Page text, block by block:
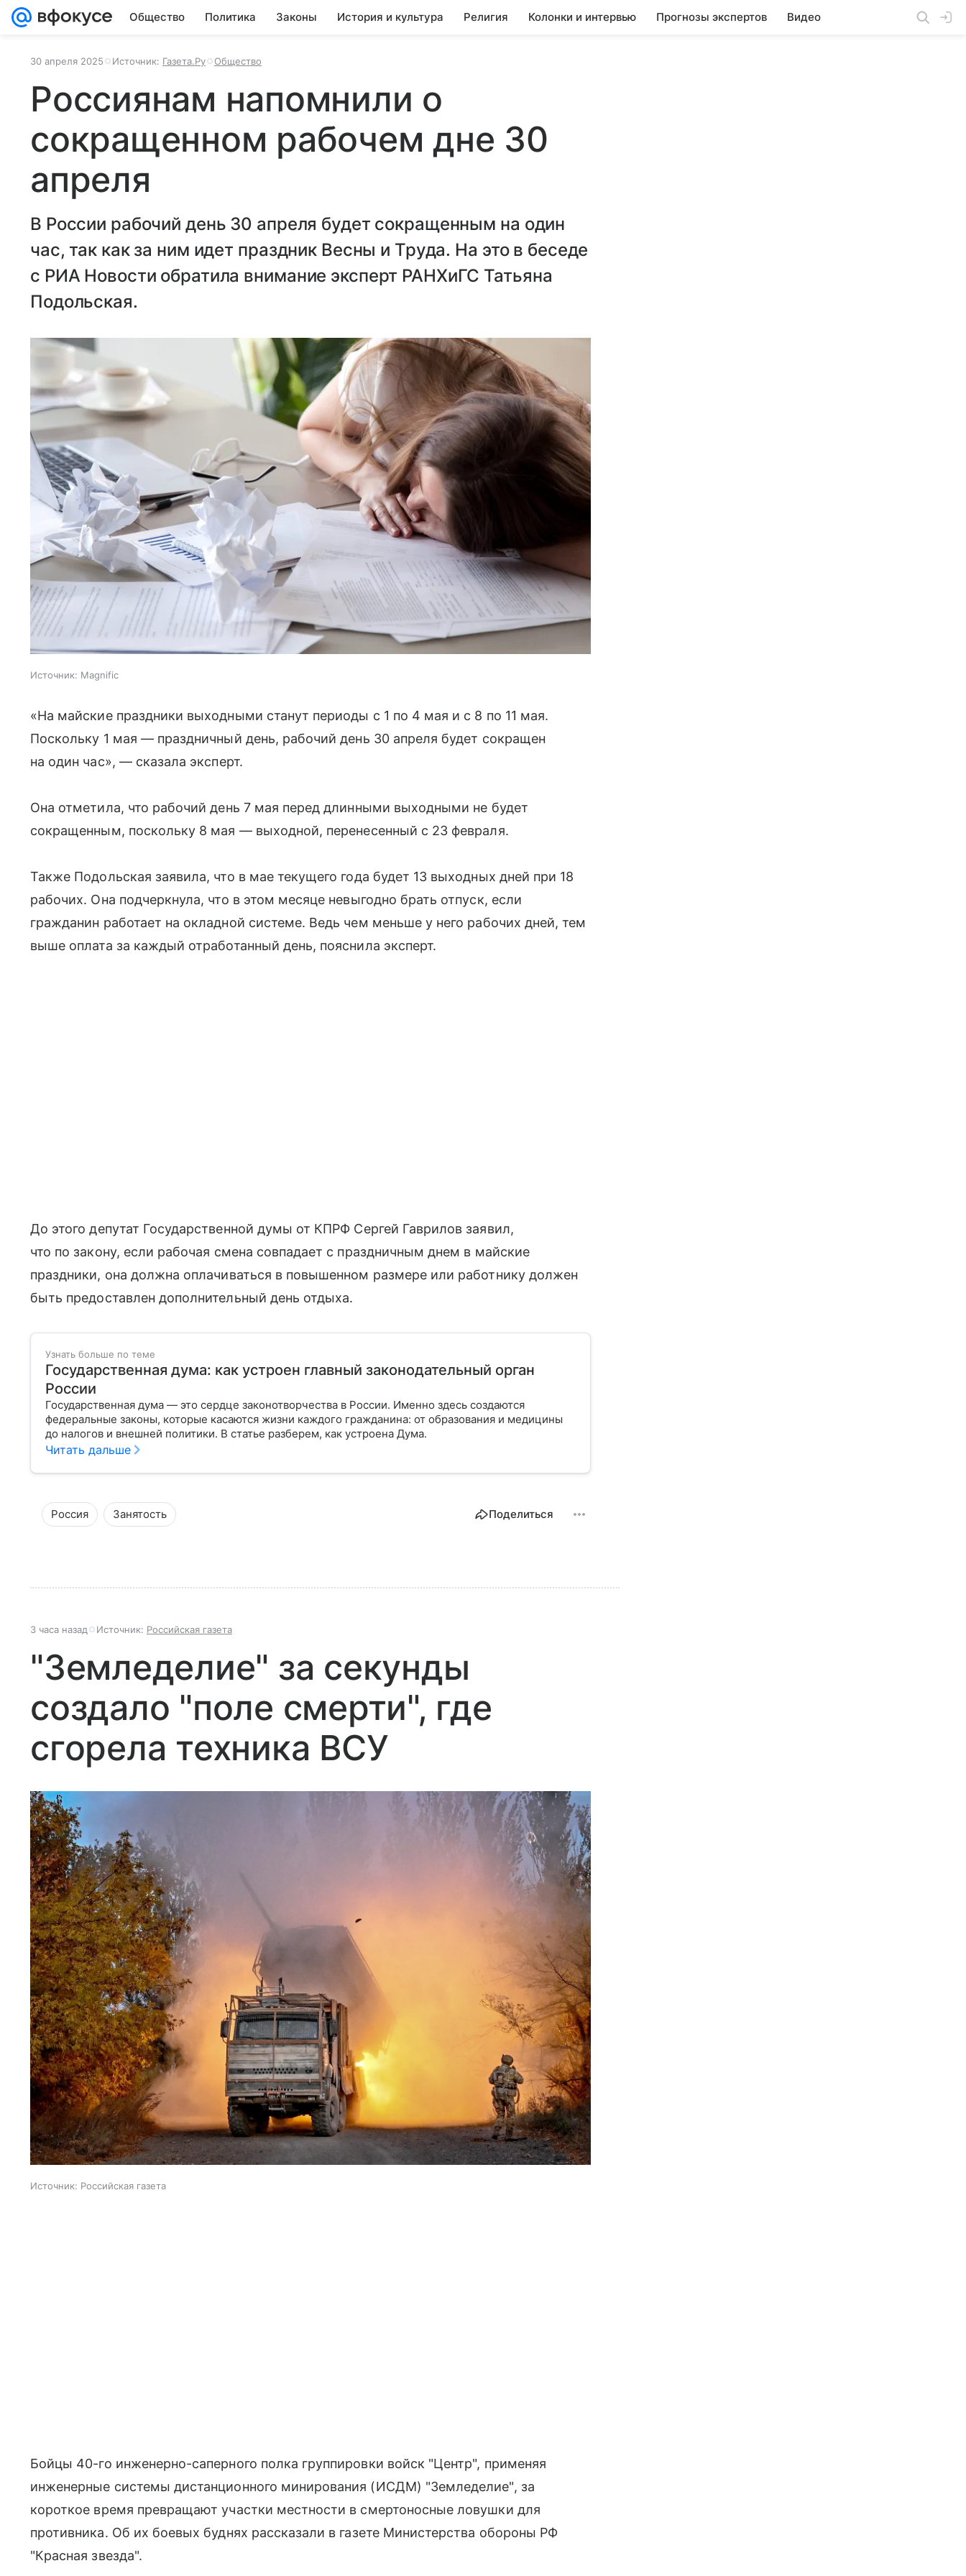
Общество Политика Законы История и культура Религия Колонки и интервью Прогнозы экспертов Видео
30 апреля 2025 Источник: Газета.Ру Общество
Россиянам напомнили о
сокращенном рабочем дне 30
апреля
В России рабочий день 30 апреля будет сокращенным на один
час, так как за ним идет праздник Весны и Труда. На это в беседе
с РИА Новости обратила внимание эксперт РАНХиГС Татьяна
Подольская.
Источник: Magnific
«На майские праздники выходными станут периоды с 1 по 4 мая и с 8 по 11 мая.
Поскольку 1 мая — праздничный день, рабочий день 30 апреля будет сокращен
на один час», — сказала эксперт.
Она отметила, что рабочий день 7 мая перед длинными выходными не будет
сокращенным, поскольку 8 мая — выходной, перенесенный с 23 февраля.
Также Подольская заявила, что в мае текущего года будет 13 выходных дней при 18
рабочих. Она подчеркнула, что в этом месяце невыгодно брать отпуск, если
гражданин работает на окладной системе. Ведь чем меньше у него рабочих дней, тем
выше оплата за каждый отработанный день, пояснила эксперт.
До этого депутат Государственной думы от КПРФ Сергей Гаврилов заявил,
что по закону, если рабочая смена совпадает с праздничным днем в майские
праздники, она должна оплачиваться в повышенном размере или работнику должен
быть предоставлен дополнительный день отдыха.
Узнать больше по теме
Государственная дума: как устроен главный законодательный орган
России
Государственная дума — это сердце законотворчества в России. Именно здесь создаются
федеральные законы, которые касаются жизни каждого гражданина: от образования и медицины
до налогов и внешней политики. В статье разберем, как устроена Дума.
Читать дальше
Россия Занятость Поделиться
3 часа назад Источник: Российская газета
"Земледелие" за секунды
создало "поле смерти", где
сгорела техника ВСУ
Источник: Российская газета
Бойцы 40-го инженерно-саперного полка группировки войск "Центр", применяя
инженерные системы дистанционного минирования (ИСДМ) "Земледелие", за
короткое время превращают участки местности в смертоносные ловушки для
противника. Об их боевых буднях рассказали в газете Министерства обороны РФ
"Красная звезда".